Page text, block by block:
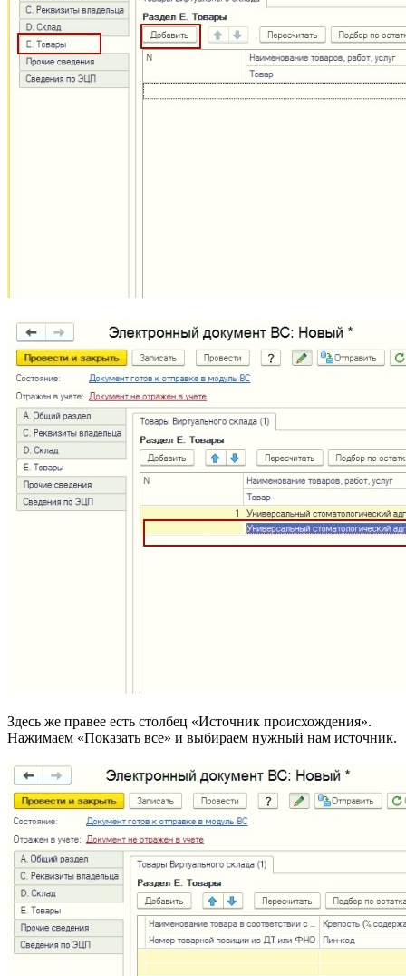
Здесь же правее есть столбец «Источник происхождения».
Нажимаем «Показать все» и выбираем нужный нам источник.